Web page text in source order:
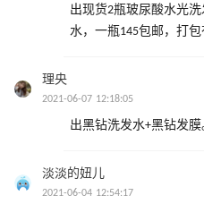
出现货2瓶玻尿酸水光洗
水，一瓶145包邮，打包
理央
2021-06-07 12:18:05
出黑钻洗发水+黑钻发膜
淡淡的妞儿
2021-06-04 12:54:17